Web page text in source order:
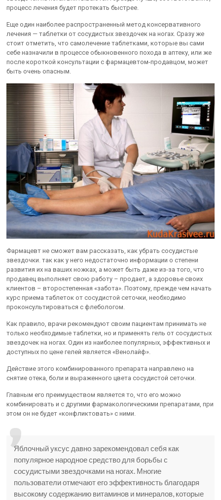
процесс лечения будет протекать быстрее.
Еще один наиболее распространенный метод консервативного
лечения — таблетки от сосудистых звездочек на ногах. Сразу же
стоит отметить, что самолечение таблетками, которые вы сами
себе назначили в процессе обыкновенного похода в аптеку, или же
после короткой консультации с фармацевтом-продавцом, может
быть очень опасным.
Фармацевт не сможет вам рассказать, как убрать сосудистые
звездочки. так как у него недостаточно информации о степени
развития их на ваших ножках, а может быть даже из-за того, что
продавец выполняет свою работу – продает, а здоровье своих
клиентов – второстепенная «забота». Поэтому, прежде чем начать
курс приема таблеток от сосудистой сеточки, необходимо
проконсультироваться с флебологом.
Как правило, врачи рекомендуют своим пациентам принимать не
только необходимые таблетки, но и применять гель от сосудистых
звездочек на ногах. Один из наиболее популярных, эффективных и
доступных по цене гелей является «Венолайф».
Действие этого комбинированного препарата направлено на
снятие отека, боли и выраженного цвета сосудистой сеточки.
Главным его преимуществом является то, что его можно
комбинировать и с другими фармакологическими препаратами, при
этом он не будет «конфликтовать» с ними.
Яблочный уксус давно зарекомендовал себя как
популярное народное средство для борьбы с
сосудистыми звездочками на ногах. Многие
пользователи отмечают его эффективность благодаря
высокому содержанию витаминов и минералов, которые